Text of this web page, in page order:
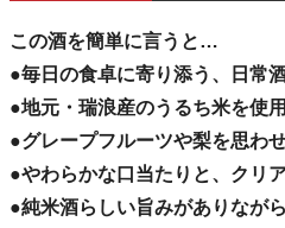
この酒を簡単に言うと…
●毎日の食卓に寄り添う、日常
●地元・瑞浪産のうるち米を使用
●グレープフルーツや梨を思わ
●やわらかな口当たりと、クリ
●純米酒らしい旨みがありなが